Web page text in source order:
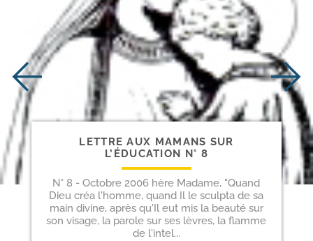
LETTRE AUX MAMANS SUR
L’ÉDUCATION N° 8
N° 8 - Octobre 2006 hère Madame, "Quand
Dieu créa l'homme, quand Il le sculpta de sa
main divine, après qu'Il eut mis la beauté sur
son visage, la parole sur ses lèvres, la flamme
de l'intel...